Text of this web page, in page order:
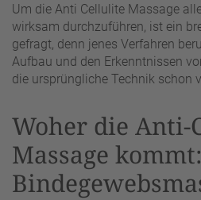
Um die Anti Cellulite Massage
wirksam durchzuführen, ist ein
gefragt, denn jenes Verfahren
Aufbau und den Erkenntnissen
die ursprüngliche Technik schon
Woher die Anti-
Massage